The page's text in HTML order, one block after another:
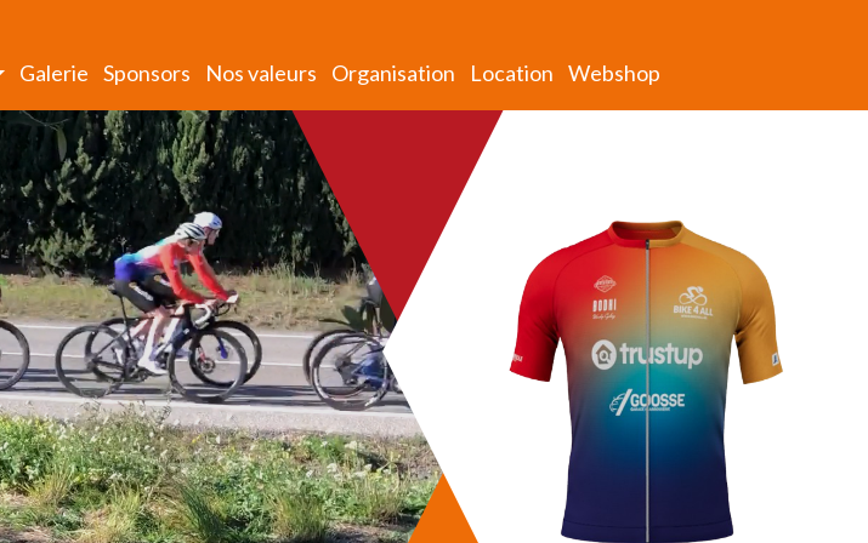
Galerie Sponsors Nos valeurs Organisation Location Webshop